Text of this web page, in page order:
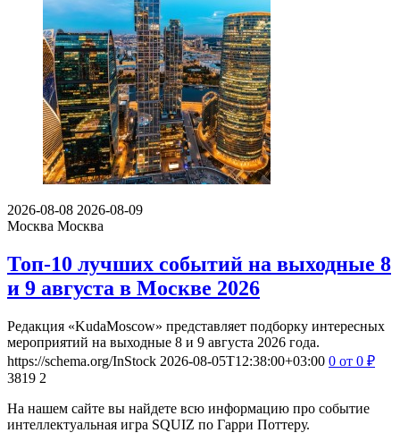
2026-08-08 2026-08-09
Москва Москва
Топ-10 лучших событий на выходные 8
и 9 августа в Москве 2026
Редакция «KudaMoscow» представляет подборку интересных
мероприятий на выходные 8 и 9 августа 2026 года.
https://schema.org/InStock 2026-08-05T12:38:00+03:00 0 от 0 ₽
3819 2
На нашем сайте вы найдете всю информацию про событие
интеллектуальная игра SQUIZ по Гарри Поттеру.